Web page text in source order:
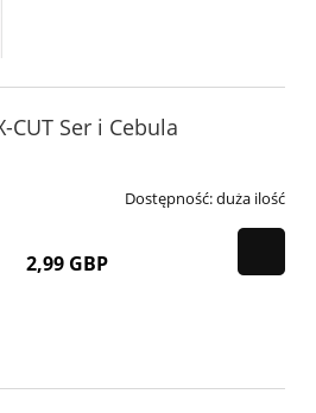
CUT Ser i Cebula
Dostępność:duża ilość
2,99 GBP